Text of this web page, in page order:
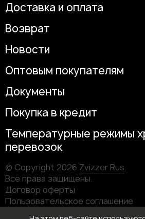
Доставка и оплата
Возврат
Новости
Оптовым покупателям
Документы
Покупка в кредит
Температурные режимы
перевозок
© Copyright 2026 Zvizzer Rus.
Все права защищены.
Договор оферты
Пользовательское соглашение